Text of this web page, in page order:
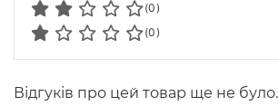
(0)
(0)
Відгуків про цей товар ще не було.